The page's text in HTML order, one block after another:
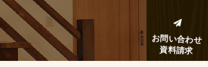
お問い合わせ
資料請求